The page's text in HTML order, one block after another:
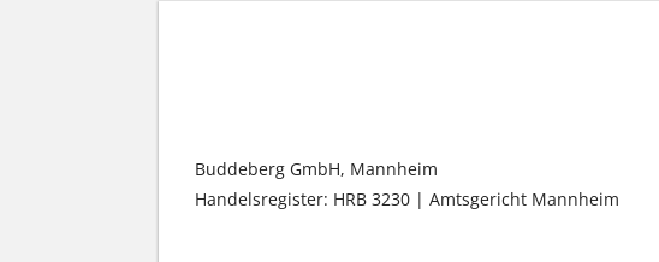
Buddeberg GmbH, Mannheim
Handelsregister: HRB 3230 | Amtsgericht Mannheim